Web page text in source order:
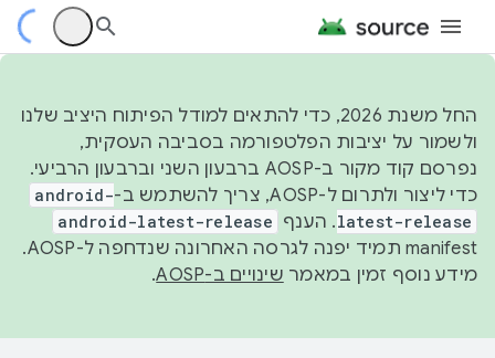
החל משנת 2026, כדי להתאים למודל הפיתוח היציב שלנו
ולשמור על יציבות הפלטפורמה בסביבה העסקית,
נפרסם קוד מקור ב-AOSP ברבעון השני וברבעון הרביעי.
כדי ליצור ולתרום ל-AOSP, צריך להשתמש ב-
android-
latest-release. הענף android-latest-release
manifest תמיד יפנה לגרסה האחרונה שנדחפה ל-AOSP.
מידע נוסף זמין במאמר שינויים ב-AOSP .